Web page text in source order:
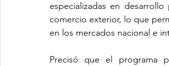
especializadas en
comercio exterior, lo que
en los mercados nacional e
Precisó que el programa